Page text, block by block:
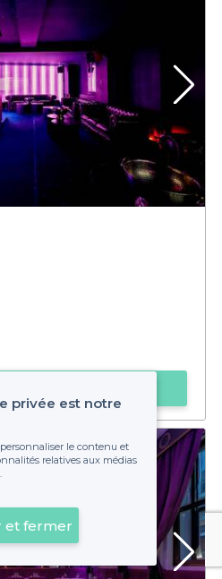
la carte
privée est notre
le contenu et
relatives aux médias
et fermer